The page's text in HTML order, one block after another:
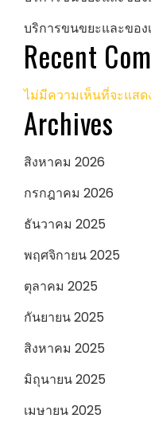
บริการขนขยะและขอ
Recent
ไม่มีความเห็นที่จะแสด
Archives
สิงหาคม 2026
กรกฎาคม 2026
ธันวาคม 2025
พฤศจิกายน 2025
ตุลาคม 2025
กันยายน 2025
สิงหาคม 2025
มิถุนายน 2025
เมษายน 2025